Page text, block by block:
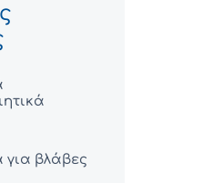
για βλάβες